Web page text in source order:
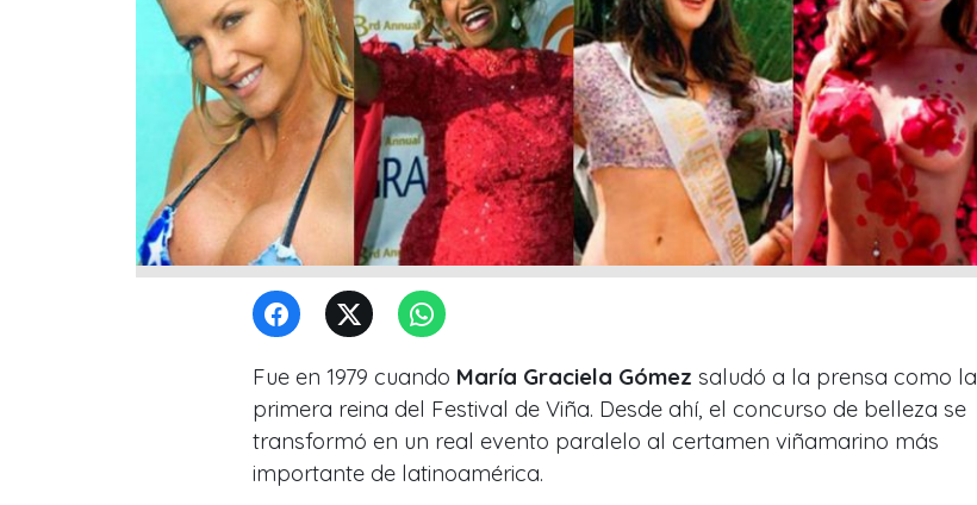
Fue en 1979 cuando María Graciela Gómez ​ saludó a la prensa como la
primera reina del Festival de Viña. Desde ahí, el concurso de belleza se
transformó en un real evento paralelo al certamen viñamarino más
importante de latinoamérica.